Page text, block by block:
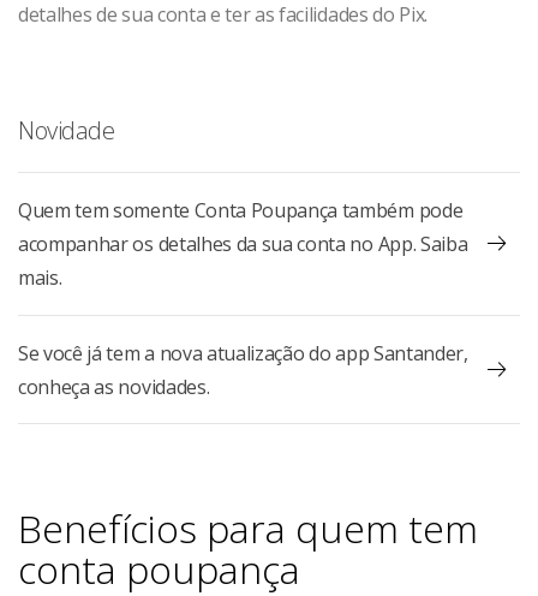
detalhes de sua conta e ter as facilidades do Pix.
Novidade
Quem tem somente Conta Poupança também pode
acompanhar os detalhes da sua conta no App. Saiba
mais.
Se você já tem a nova atualização do app Santander,
conheça as novidades.
Benefícios para quem tem
conta poupança